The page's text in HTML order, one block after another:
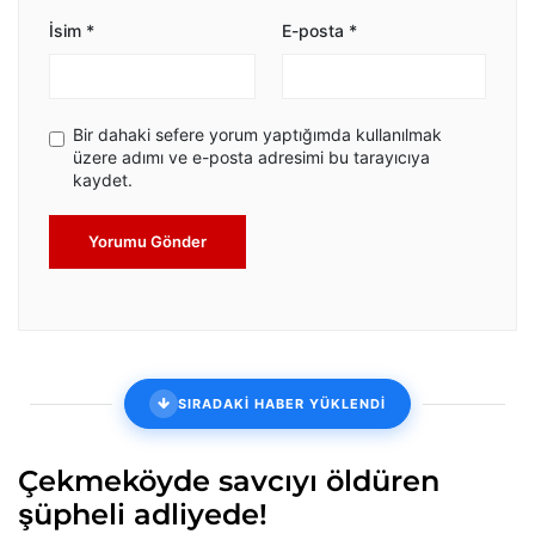
İsim * E-posta *
Bir dahaki sefere yorum yaptığımda kullanılmak
üzere adımı ve e-posta adresimi bu tarayıcıya
kaydet.
Yorumu Gönder
SIRADAKİ HABER YÜKLENDİ
Çekmeköyde savcıyı öldüren
şüpheli adliyede!